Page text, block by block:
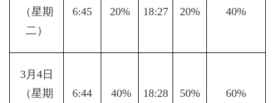
（星期
二）
6:45 20% 18:27 20% 40%
3月4日
（星期
6:44 40% 18:28 50% 60%